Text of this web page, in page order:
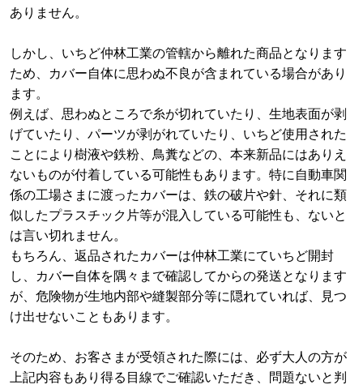
ありません。
しかし、いちど仲林工業の管轄から離れた商品となります
ため、カバー自体に思わぬ不良が含まれている場合があり
ます。
例えば、思わぬところで糸が切れていたり、生地表面が剥
げていたり、パーツが剥がれていたり、いちど使用された
ことにより樹液や鉄粉、鳥糞などの、本来新品にはありえ
ないものが付着している可能性もあります。特に自動車関
係の工場さまに渡ったカバーは、鉄の破片や針、それに類
似したプラスチック片等が混入している可能性も、ないと
は言い切れません。
もちろん、返品されたカバーは仲林工業にていちど開封
し、カバー自体を隅々まで確認してからの発送となります
が、危険物が生地内部や縫製部分等に隠れていれば、見つ
け出せないこともあります。
そのため、お客さまが受領された際には、必ず大人の方が
上記内容もあり得る目線でご確認いただき、問題ないと判